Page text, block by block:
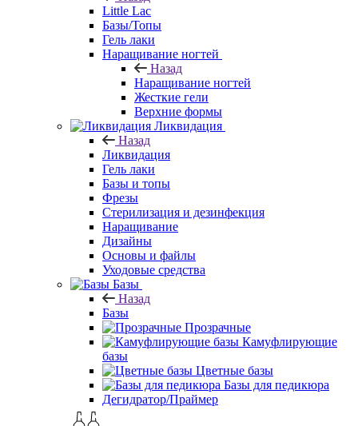
Little Lac
Базы/Топы
Гель лаки
Наращивание ногтей
Назад
Наращивание ногтей
Жесткие гели
Верхние формы
Ликвидация
Назад
Ликвидация
Гель лаки
Базы и топы
Фрезы
Стерилизация и дезинфекция
Наращивание
Дизайны
Основы и файлы
Уходовые средства
Базы
Назад
Базы
Прозрачные
Камуфлирующие
базы
Цветные базы
Базы для педикюра
Дегидратор/Праймер